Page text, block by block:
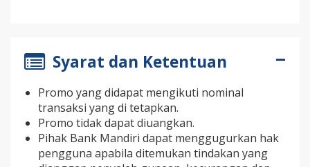
Syarat dan Ketentuan
Promo yang didapat mengikuti nominal
transaksi yang di tetapkan.
Promo tidak dapat diuangkan.
Pihak Bank Mandiri dapat menggugurkan hak
pengguna apabila ditemukan tindakan yang